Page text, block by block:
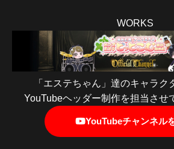
WORKS
「エステちゃん」達のキャラク
YouTubeヘッダー制作を担当させ
YouTubeチャンネル